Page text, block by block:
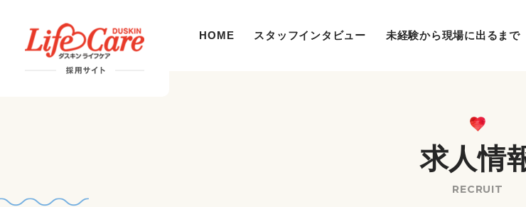
HOME スタッフインタビュー 未経験から現場に出るまで
求人情
RECRUIT